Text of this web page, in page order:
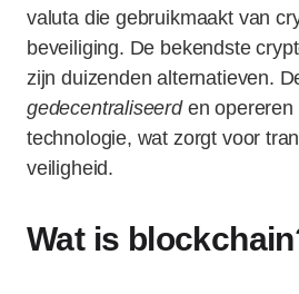
valuta die gebruikmaakt van
beveiliging. De bekendste
zijn duizenden alternatieven.
gedecentraliseerden opereren
technologie, wat zorgt voor
veiligheid.
Wat is